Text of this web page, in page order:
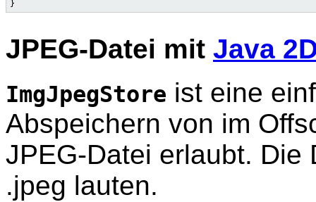
JPEG-Datei mit Java
ImgJpegStore ist eine
Abspeichern von im
JPEG-Datei erlaubt. Die
.jpeg lauten.